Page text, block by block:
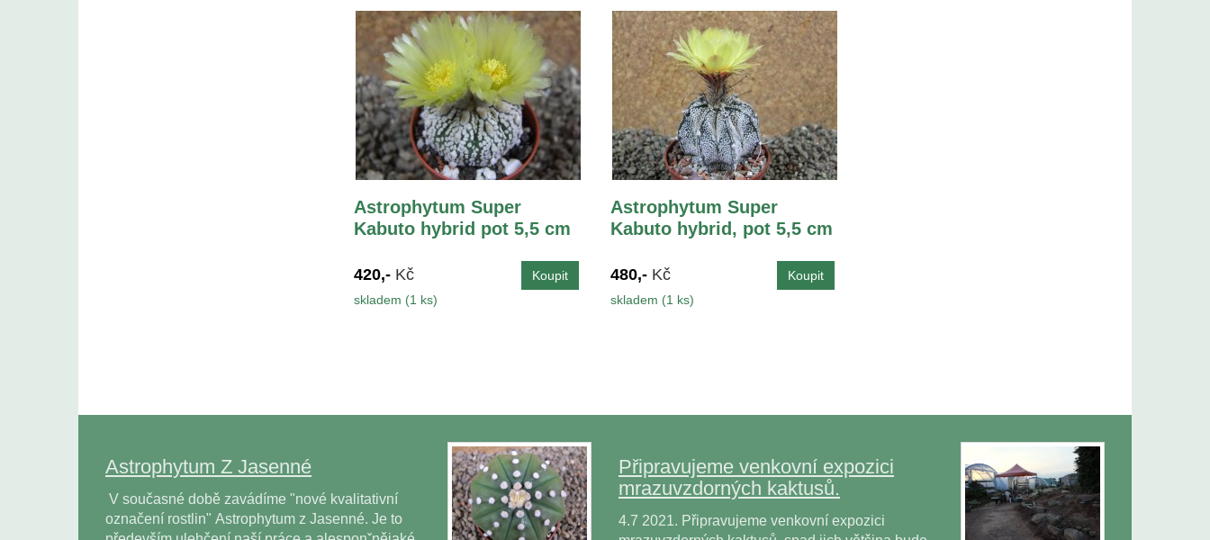
Astrophytum Super
Kabuto hybrid pot 5,5 cm
420,- Kč
skladem (1 ks)
Astrophytum Super
Kabuto hybrid, pot 5,5 cm
480,- Kč
skladem (1 ks)
Astrophytum Z Jasenné
V současné době zavádíme "nové kvalitativní
označení rostlin" Astrophytum z Jasenné. Je to
Připravujeme venkovní expozici
mrazuvzdorných kaktusů.
4.7 2021. Připravujeme venkovní expozici